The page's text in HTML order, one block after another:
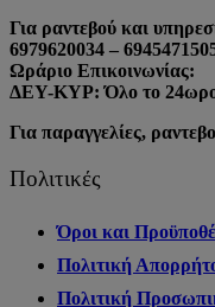
Για ραντεβού και
6979620034 –
Ωράριο Επικοινωνίας:
ΔΕΥ-ΚΥΡ: Όλο το
Για παραγγελίες,
Πολιτικές
Όροι και
Πολιτική
Πολιτική